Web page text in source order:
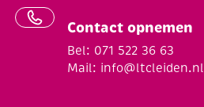
Contact opnemen
Bel: 071 522 36 63
Mail: info@ltcleiden.nl